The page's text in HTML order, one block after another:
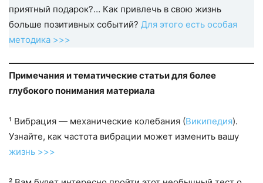
приятный подарок?… Как привлечь в свою жизнь
больше позитивных событий? Для этого есть особая
методика >>>
Примечания и тематические статьи для более
глубокого понимания материала
¹ Вибрация — механические колебания (Википедия).
Узнайте, как частота вибрации может изменить вашу
жизнь >>>